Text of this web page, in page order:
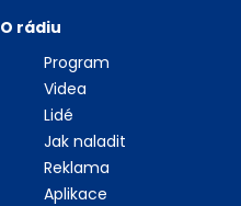
O rádiu
Program
Videa
Lidé
Jak naladit
Reklama
Aplikace